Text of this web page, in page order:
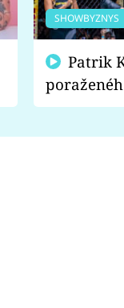
SHOWBYZNYS
fanoušci